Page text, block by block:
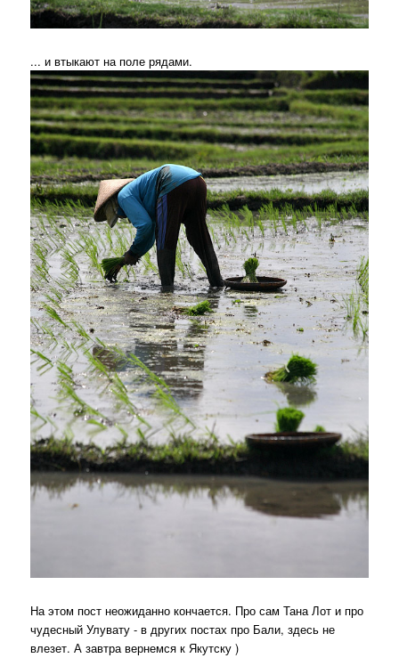
... и втыкают на поле рядами.
На этом пост неожиданно кончается. Про сам Тана Лот и про
чудесный Улувату - в других постах про Бали, здесь не
влезет. А завтра вернемся к Якутску )